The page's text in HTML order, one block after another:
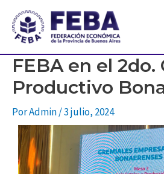
FEBA en el 2do.
Productivo
PorAdmin/3 julio, 2024